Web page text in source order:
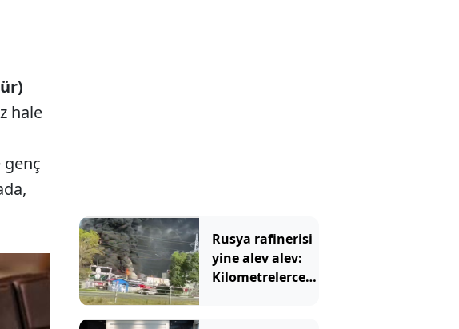
hale
Rusya rafinerisi
yine alev alev:
Kilometrelerce